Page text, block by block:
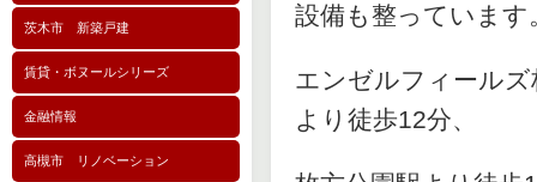
茨木市 新築戸建
賃貸・ボヌールシリーズ
金融情報
高槻市 リノベーション
設備も整っています
エンゼルフィールズ
より徒歩12分、